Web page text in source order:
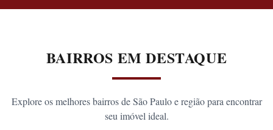
BAIRROS EM DESTAQUE
Explore os melhores bairros de São Paulo e região para encontrar
seu imóvel ideal.